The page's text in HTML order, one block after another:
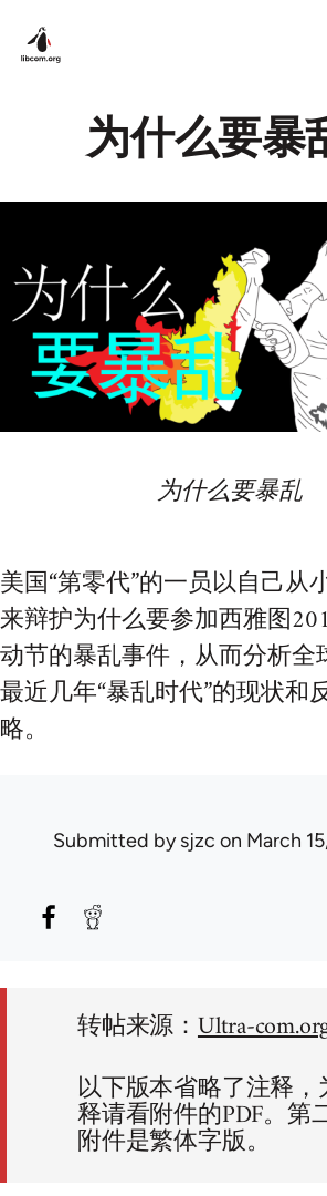
为什么要暴
为什么要暴乱
美国“第零代”的一员以自己从
来辩护为什么要参加西雅图
动节的暴乱事件，从而分析全
最近几年“暴乱时代”的现状和
略。
Submitted bysjzc on March
转帖来源： Ultra-
以下版本省略了注释
释请看附件的PDF。第
附件是繁体字版。